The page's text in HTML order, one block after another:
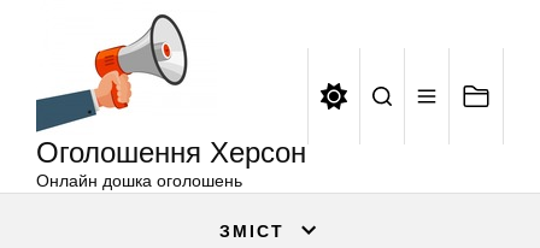
Оголошення Херсон
Онлайн дошка оголошень
ЗМІСТ